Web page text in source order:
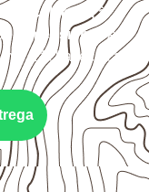
à
colagem, à
dimensional
. A
a ficha técnica e